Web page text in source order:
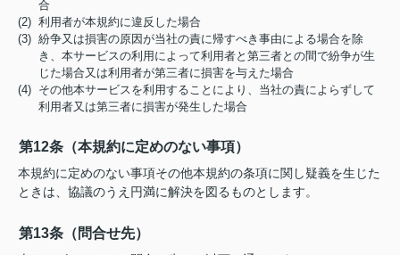
合
(2) 利用者が本規約に違反した場合
(3) 紛争又は損害の原因が当社の責に帰すべき事由による場合を除
き、本サービスの利用によって利用者と第三者との間で紛争が生
じた場合又は利用者が第三者に損害を与えた場合
(4) その他本サービスを利用することにより、当社の責によらずして
利用者又は第三者に損害が発生した場合
第12条（本規約に定めのない事項）
本規約に定めのない事項その他本規約の条項に関し疑義を生じた
ときは、協議のうえ円満に解決を図るものとします。
第13条（問合せ先）